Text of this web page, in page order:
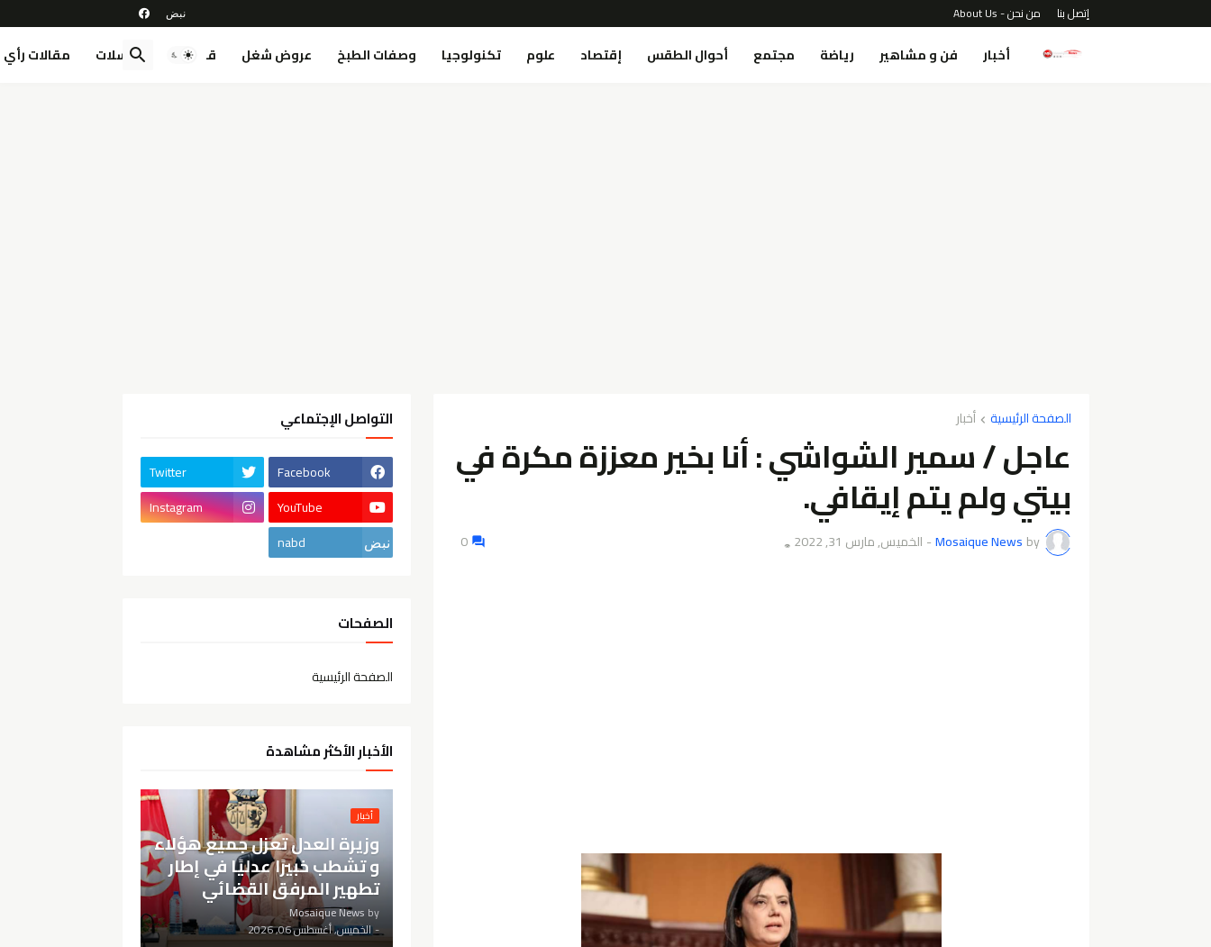
إتصل بنا من نحن - About Us
أخبار فن و مشاهير رياضة مجتمع أحوال الطقس إقتصاد علوم تكنولوجيا وصفات الطبخ عروض شغل قصص مسلسلات مقالات رأي
الصفحة الرئيسية أخبار
عاجل / سمير الشواشي : أنا بخير معززة مكرة في
بيتي ولم يتم إيقافي.
by
Mosaique News
- الخميس, مارس 31, 2022 👁️
0
التواصل الإجتماعي
Facebook
Twitter
YouTube
Instagram
nabd
الصفحات
الصفحة الرئيسية
الأخبار الأكثر مشاهدة
أخبار
وزيرة العدل تعزل جميع هؤلاء
و تشطب خبيرًا عدليًا في إطار
تطهير المرفق القضائي
by
Mosaique News
-الخميس, أغسطس 06, 2026